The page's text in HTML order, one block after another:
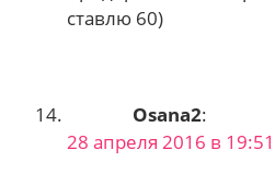
ставлю 60)
Osana2:
28 апреля 2016 в 19:51